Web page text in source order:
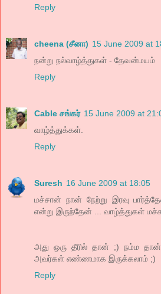
Reply
cheena (சீனா) 15 June 2009 at
நன்று நல்வாழ்த்துகள் - தேவன்மயம்
Reply
Cable சங்கர் 15 June 2009 at
வாழ்த்துக்கள்.
Reply
Suresh 16 June 2009 at 18:05
மச்சான் நான் நேற்று இரவு
என்று இருந்தேன் ... வாழ்த்துகள்
அது ஒரு தீரில் தான் ;) நம்ம தான்
அவர்கள் எண்ணமாக இருக்கலாம் ;)
Reply